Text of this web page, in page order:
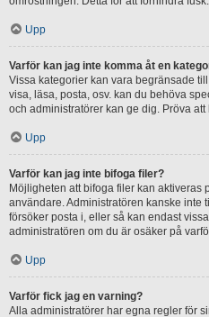
Upp
Varför kan jag inte komma åt en
Vissa kategorier kan vara begränsade
visa, läsa, posta, osv. kan du behöva
och administratörer kan ge dig. Pröva att
Upp
Varför kan jag inte bifoga filer?
Möjligheten att bifoga filer kan aktiveras
användare. Administratören kanske inte
försöker posta i, eller så kan endast
administratören om du är osäker på
Upp
Varför fick jag en varning?
Alla administratörer har egna regler för